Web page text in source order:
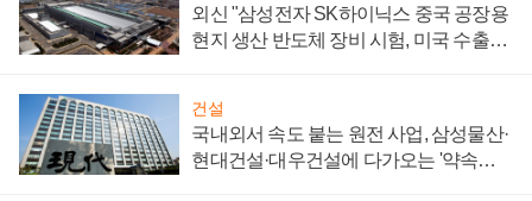
외신 "삼성전자 SK하이닉스 중국 공장용
현지 생산 반도체 장비 시험, 미국 수출통
건설
국내외서 속도 붙는 원전 사업, 삼성물산·
현대건설·대우건설에 다가오는 '약속의